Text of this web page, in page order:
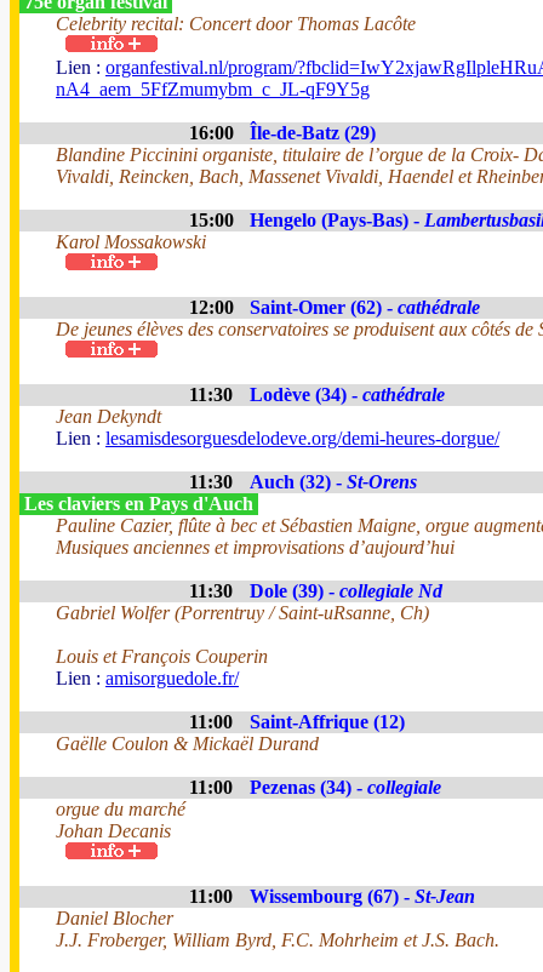
Celebrity recital: Concert door Thomas Lacôte
Lien : organfestival.nl/program/
nA4_aem_5FfZmumybm_c_JL-qF9Y5g
16:00
Île-de-Batz (29)
Blandine Piccinini organiste, titulaire de l’orgue de la Croix-
Vivaldi, Reincken, Bach, Massenet Vivaldi, Haendel et
15:00 Hengelo (Pays-Bas) -
Karol Mossakowski
12:00 Saint-Omer (62) - cathédrale
De jeunes élèves des conservatoires se produisent aux côtés de
11:30 Lodève (34) - cathédrale
Jean Dekyndt
Lien : lesamisdesorguesdelodeve.org/demi-heures-dorgue/
11:30 Auch (32) - St-Orens
Les claviers en Pays d'Auch
Pauline Cazier, flûte à bec et Sébastien Maigne, orgue
Musiques anciennes et improvisations d’aujourd’hui
11:30 Dole (39) - collegiale Nd
Gabriel Wolfer (Porrentruy / Saint-uRsanne, Ch)
Louis et François Couperin
Lien : amisorguedole.fr/
11:00
Saint-Affrique (12)
Gaëlle Coulon & Mickaël Durand
11:00 Pezenas (34) - collegiale
orgue du marché
Johan Decanis
11:00 Wissembourg (67) - St-Jean
Daniel Blocher
J.J. Froberger, William Byrd, F.C. Mohrheim et J.S. Bach.